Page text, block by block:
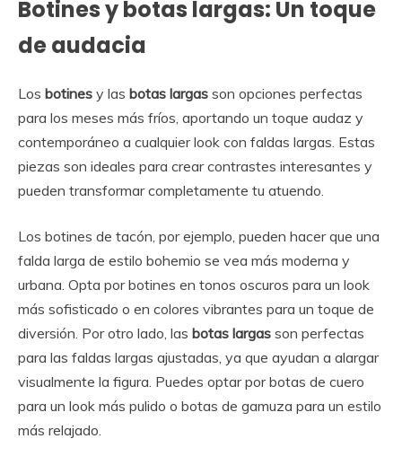
Botines y botas largas: Un toque
de audacia
Los botines y las botas largas son opciones perfectas
para los meses más fríos, aportando un toque audaz y
contemporáneo a cualquier look con faldas largas. Estas
piezas son ideales para crear contrastes interesantes y
pueden transformar completamente tu atuendo.
Los botines de tacón, por ejemplo, pueden hacer que una
falda larga de estilo bohemio se vea más moderna y
urbana. Opta por botines en tonos oscuros para un look
más sofisticado o en colores vibrantes para un toque de
diversión. Por otro lado, las botas largas son perfectas
para las faldas largas ajustadas, ya que ayudan a alargar
visualmente la figura. Puedes optar por botas de cuero
para un look más pulido o botas de gamuza para un estilo
más relajado.